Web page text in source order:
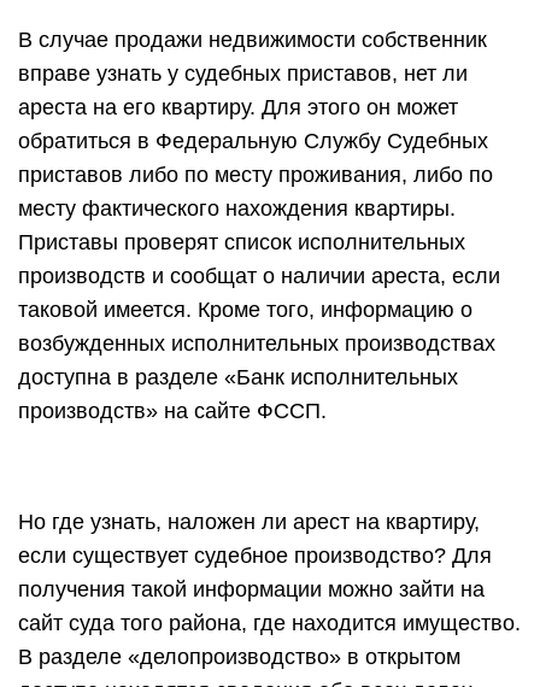
В случае продажи недвижимости собственник
вправе узнать у судебных приставов, нет ли
ареста на его квартиру. Для этого он может
обратиться в Федеральную Службу Судебных
приставов либо по месту проживания, либо по
месту фактического нахождения квартиры.
Приставы проверят список исполнительных
производств и сообщат о наличии ареста, если
таковой имеется. Кроме того, информацию о
возбужденных исполнительных производствах
доступна в разделе «Банк исполнительных
производств» на сайте ФССП.
Но где узнать, наложен ли арест на квартиру,
если существует судебное производство? Для
получения такой информации можно зайти на
сайт суда того района, где находится имущество.
В разделе «делопроизводство» в открытом